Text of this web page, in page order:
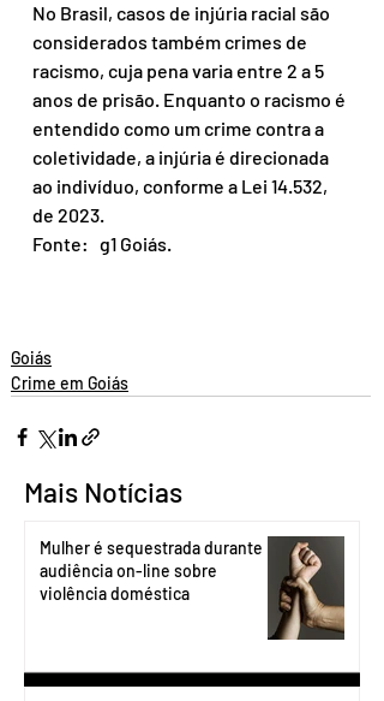
No Brasil, casos de injúria racial são
considerados também crimes de
racismo, cuja pena varia entre 2 a 5
anos de prisão. Enquanto o racismo é
entendido como um crime contra a
coletividade, a injúria é direcionada
ao indivíduo, conforme a Lei 14.532,
de 2023.
Fonte:   g1 Goiás.
Goiás
Crime em Goiás
Mais Notícias
Mulher é sequestrada durante
audiência on-line sobre
violência doméstica